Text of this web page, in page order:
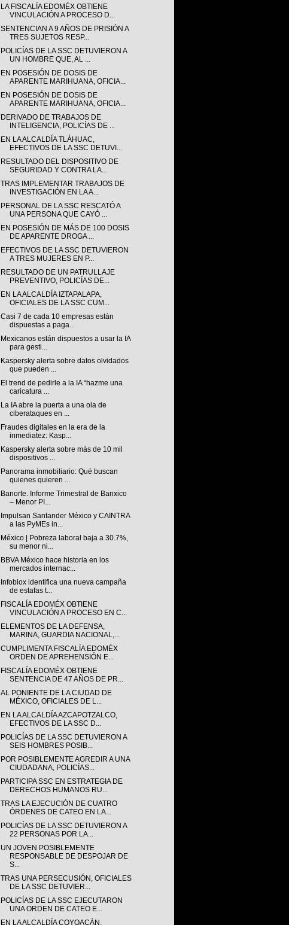
LA FISCALÍA EDOMÉX OBTIENE
VINCULACIÓN A PROCESO D...
SENTENCIAN A 9 AÑOS DE PRISIÓN A
TRES SUJETOS RESP...
POLICÍAS DE LA SSC DETUVIERON A
UN HOMBRE QUE, AL ...
EN POSESIÓN DE DOSIS DE
APARENTE MARIHUANA, OFICIA...
EN POSESIÓN DE DOSIS DE
APARENTE MARIHUANA, OFICIA...
DERIVADO DE TRABAJOS DE
INTELIGENCIA, POLICÍAS DE ...
EN LA ALCALDÍA TLÁHUAC,
EFECTIVOS DE LA SSC DETUVI...
RESULTADO DEL DISPOSITIVO DE
SEGURIDAD Y CONTRA LA...
TRAS IMPLEMENTAR TRABAJOS DE
INVESTIGACIÓN EN LA A...
PERSONAL DE LA SSC RESCATÓ A
UNA PERSONA QUE CAYÓ ...
EN POSESIÓN DE MÁS DE 100 DOSIS
DE APARENTE DROGA ...
EFECTIVOS DE LA SSC DETUVIERON
A TRES MUJERES EN P...
RESULTADO DE UN PATRULLAJE
PREVENTIVO, POLICÍAS DE...
EN LA ALCALDÍA IZTAPALAPA,
OFICIALES DE LA SSC CUM...
Casi 7 de cada 10 empresas están
dispuestas a paga...
Mexicanos están dispuestos a usar la IA
para gesti...
Kaspersky alerta sobre datos olvidados
que pueden ...
El trend de pedirle a la IA “hazme una
caricatura ...
La IA abre la puerta a una ola de
ciberataques en ...
Fraudes digitales en la era de la
inmediatez: Kasp...
Kaspersky alerta sobre más de 10 mil
dispositivos ...
Panorama inmobiliario: Qué buscan
quienes quieren ...
Banorte. Informe Trimestral de Banxico
– Menor PI...
Impulsan Santander México y CAINTRA
a las PyMEs in...
México | Pobreza laboral baja a 30.7%,
su menor ni...
BBVA México hace historia en los
mercados internac...
Infoblox identifica una nueva campaña
de estafas t...
FISCALÍA EDOMÉX OBTIENE
VINCULACIÓN A PROCESO EN C...
ELEMENTOS DE LA DEFENSA,
MARINA, GUARDIA NACIONAL,...
CUMPLIMENTA FISCALÍA EDOMÉX
ORDEN DE APREHENSIÓN E...
FISCALÍA EDOMÉX OBTIENE
SENTENCIA DE 47 AÑOS DE PR...
AL PONIENTE DE LA CIUDAD DE
MÉXICO, OFICIALES DE L...
EN LA ALCALDÍA AZCAPOTZALCO,
EFECTIVOS DE LA SSC D...
POLICÍAS DE LA SSC DETUVIERON A
SEIS HOMBRES POSIB...
POR POSIBLEMENTE AGREDIR A UNA
CIUDADANA, POLICÍAS...
PARTICIPA SSC EN ESTRATEGIA DE
DERECHOS HUMANOS RU...
TRAS LA EJECUCIÓN DE CUATRO
ÓRDENES DE CATEO EN LA...
POLICÍAS DE LA SSC DETUVIERON A
22 PERSONAS POR LA...
UN JOVEN POSIBLEMENTE
RESPONSABLE DE DESPOJAR DE
S...
TRAS UNA PERSECUSIÓN, OFICIALES
DE LA SSC DETUVIER...
POLICÍAS DE LA SSC EJECUTARON
UNA ORDEN DE CATEO E...
EN LA ALCALDÍA COYOACÁN,